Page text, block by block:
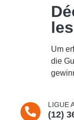
Um
die
LIGUE
(12)